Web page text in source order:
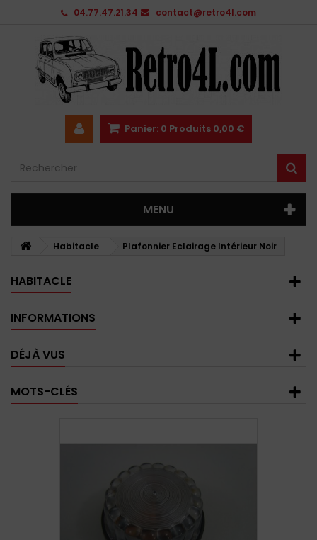
04.77.47.21.34 contact@retro4l.com
Panier: 0 Produits 0,00 €
MENU
Habitacle Plafonnier Eclairage Intérieur Noir
HABITACLE
INFORMATIONS
DÉJÀ VUS
MOTS-CLÉS